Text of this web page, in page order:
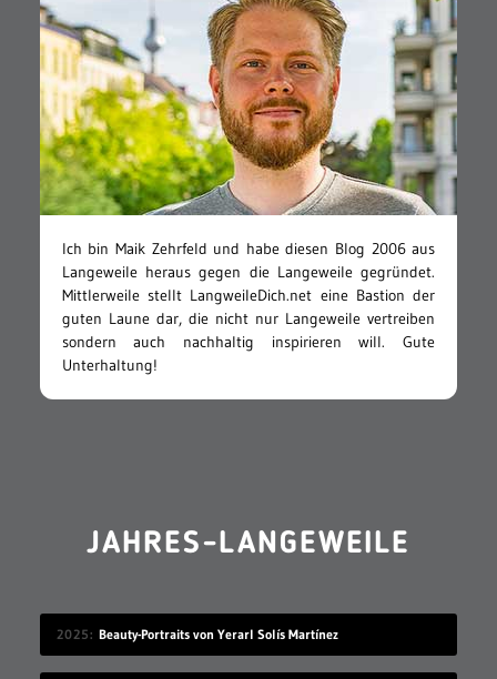
Ich bin Maik Zehrfeld und habe diesen Blog 2006 aus
Langeweile heraus gegen die Langeweile gegründet.
Mittlerweile stellt LangweileDich.net eine Bastion der
guten Laune dar, die nicht nur Langeweile vertreiben
sondern auch nachhaltig inspirieren will. Gute
Unterhaltung!
JAHRES-LANGEWEILE
2025 Beauty-Portraits von Yerarl Solís Martínez